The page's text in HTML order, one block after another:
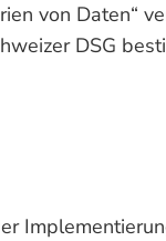
von Daten“
DSG